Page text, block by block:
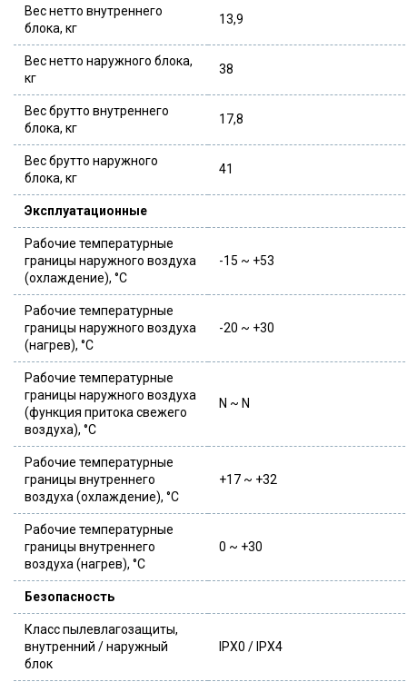
Вес нетто внутреннего
блока, кг
13,9
Вес нетто наружного блока,
кг
38
Вес брутто внутреннего
блока, кг
17,8
Вес брутто наружного
блока, кг
41
Эксплуатационные
Рабочие температурные
границы наружного воздуха
(охлаждение), °C
-15 ~ +53
Рабочие температурные
границы наружного воздуха
(нагрев), °C
-20 ~ +30
Рабочие температурные
границы наружного воздуха
(функция притока свежего
воздуха), °C
N ~ N
Рабочие температурные
границы внутреннего
воздуха (охлаждение), °C
+17 ~ +32
Рабочие температурные
границы внутреннего
воздуха (нагрев), °C
0 ~ +30
Безопасность
Класс пылевлагозащиты,
внутренний / наружный
блок
IPX0 / IPX4